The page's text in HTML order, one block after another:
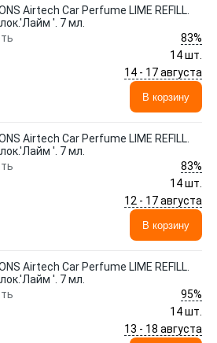
Airtech Сar Perfume LIME REFILL.
'. 7 мл.
83%
14 шт.
14 - 17 августа
В корзину
Airtech Сar Perfume LIME REFILL.
'. 7 мл.
83%
14 шт.
12 - 17 августа
В корзину
Airtech Сar Perfume LIME REFILL.
'. 7 мл.
95%
14 шт.
13 - 18 августа